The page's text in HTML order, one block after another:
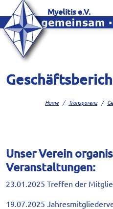
Myelitis e.V.
Home Transparenz
Unser Verein
Veranstaltungen:
23.01.2025 Treffen der
19.07.2025